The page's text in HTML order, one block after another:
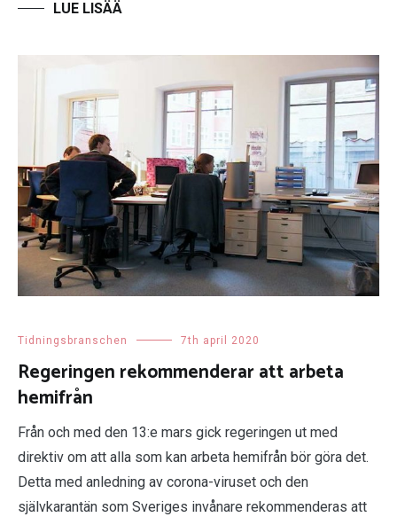
Tidningsbranschen 7th april 2020
Regeringen rekommenderar att arbeta
hemifrån
Från och med den 13:e mars gick regeringen ut med
direktiv om att alla som kan arbeta hemifrån bör göra det.
Detta med anledning av corona-viruset och den
självkarantän som Sveriges invånare rekommenderas att